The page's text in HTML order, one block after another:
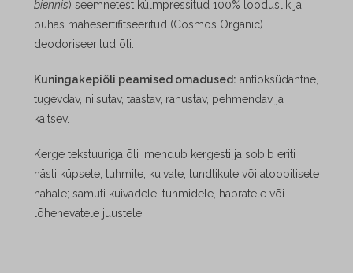
biennis) seemnetest külmpressitud 100% looduslik ja
puhas mahesertifitseeritud (Cosmos Organic)
deodoriseeritud õli.
Kuningakepiõli peamised omadused: antioksüdantne,
tugevdav, niisutav, taastav, rahustav, pehmendav ja
kaitsev.
Kerge tekstuuriga õli imendub kergesti ja sobib eriti
hästi küpsele, tuhmile, kuivale, tundlikule või atoopilisele
nahale; samuti kuivadele, tuhmidele, hapratele või
lõhenevatele juustele.